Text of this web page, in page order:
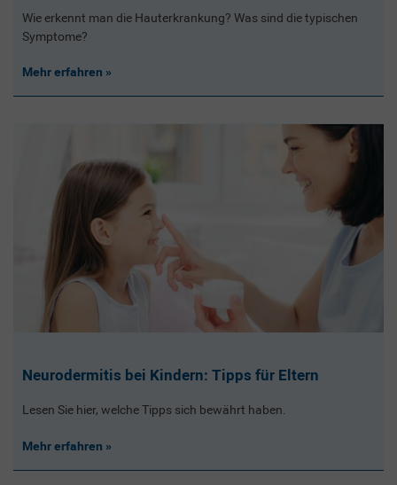
Wie erkennt man die Hauterkrankung? Was sind die typischen
Symptome?
Mehr erfahren
Neurodermitis bei Kindern: Tipps für Eltern
Lesen Sie hier, welche Tipps sich bewährt haben.
Mehr erfahren